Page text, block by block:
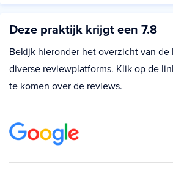
Deze praktijk krijgt een 7.8
Bekijk hieronder het overzicht van
diverse reviewplatforms. Klik op de
te komen over de reviews.